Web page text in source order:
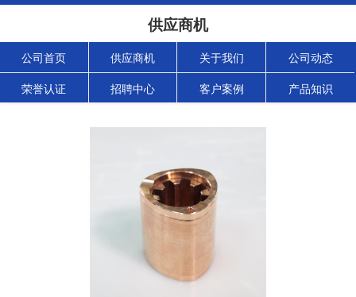
供应商机
公司首页 供应商机 关于我们 公司动态
荣誉认证 招聘中心 客户案例 产品知识